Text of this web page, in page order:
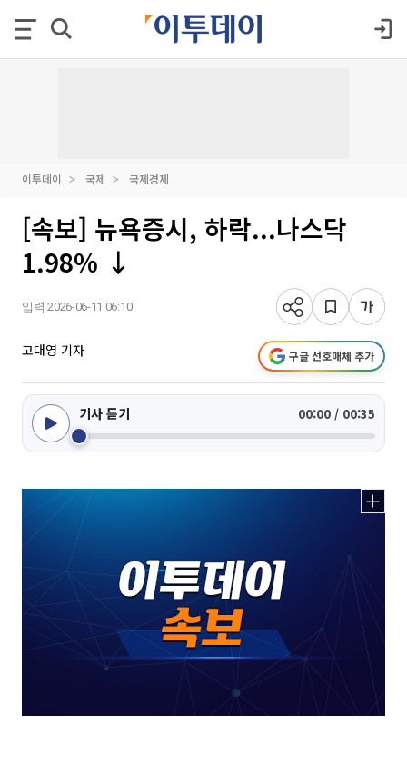
이투데이 국제 국제경제
[속보] 뉴욕증시, 하락...나스닥
1.98% ↓
입력 2026-06-11 06:10
고대영 기자 구글 선호매체 추가
기사 듣기 00:00 / 00:35